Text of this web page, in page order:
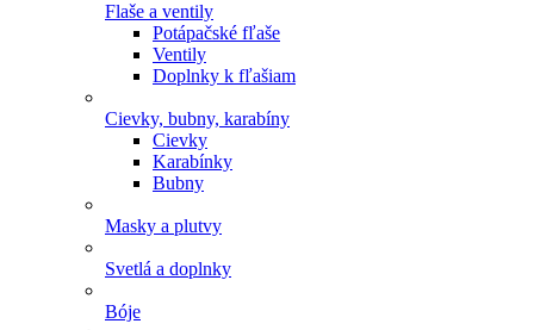
Flaše a ventily
Potápačské fľaše
Ventily
Doplnky k fľašiam
Cievky, bubny, karabíny
Cievky
Karabínky
Bubny
Masky a plutvy
Svetlá a doplnky
Bóje